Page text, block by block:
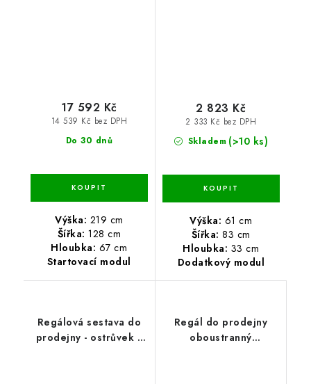
Do 30 dnů
14 539 Kč bez DPH
17 592 Kč
Výška: 219 cm
Šířka: 128 cm
Hloubka: 67 cm
Startovací modul
Skladem (>10 ks)
2 333 Kč bez DPH
2 823 Kč
Výška: 61 cm
Šířka: 83 cm
Hloubka: 33 cm
Dodatkový modul
Regálová sestava do
prodejny - ostrůvek s
Regál do prodejny
oboustranný